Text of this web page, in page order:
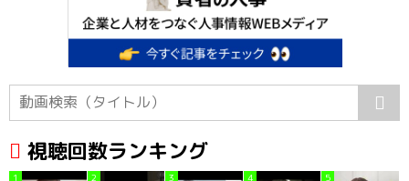
視聴回数ランキング
1 2 3 4 5